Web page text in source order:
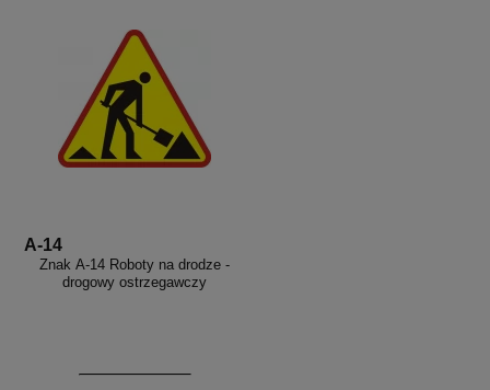
A-14
Znak A-14 Roboty na drodze -
drogowy ostrzegawczy